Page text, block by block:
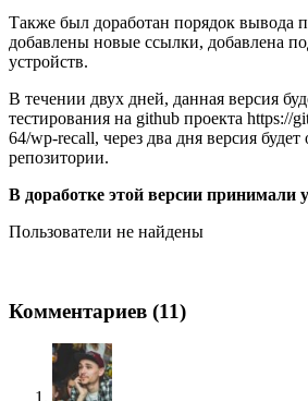
Также был доработан порядок вывода
добавлены новые ссылки, добавлена
устройств.
В течении двух дней, данная версия
тестирования на github проекта https://
64/wp-recall, через два дня версия
репозитории.
В доработке этой версии принимали
Пользователи не найдены
Комментариев (11)